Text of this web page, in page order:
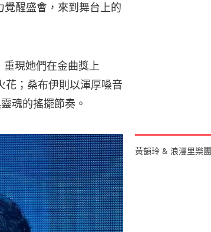
醒盛會，來到舞台上的
現她們在金曲獎上
花；桑布伊則以渾厚嗓音
魂的搖擺節奏。
黃韻玲 & 浪漫里樂團